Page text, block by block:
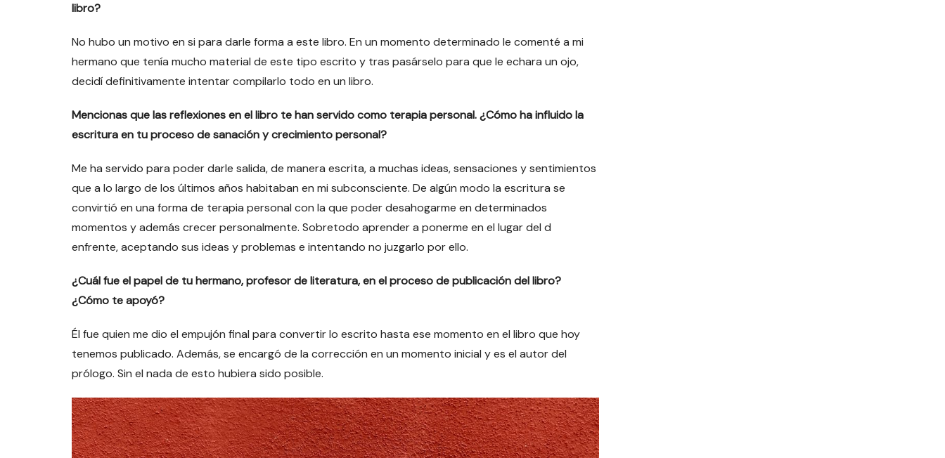
libro?
No hubo un motivo en si para darle forma a este libro. En un momento determinado le comenté a mi
hermano que tenía mucho material de este tipo escrito y tras pasárselo para que le echara un ojo,
decidí definitivamente intentar compilarlo todo en un libro.
Mencionas que las reflexiones en el libro te han servido como terapia personal. ¿Cómo ha influido la
escritura en tu proceso de sanación y crecimiento personal?
Me ha servido para poder darle salida, de manera escrita, a muchas ideas, sensaciones y sentimientos
que a lo largo de los últimos años habitaban en mi subconsciente. De algún modo la escritura se
convirtió en una forma de terapia personal con la que poder desahogarme en determinados
momentos y además crecer personalmente. Sobretodo aprender a ponerme en el lugar del d
enfrente, aceptando sus ideas y problemas e intentando no juzgarlo por ello.
¿Cuál fue el papel de tu hermano, profesor de literatura, en el proceso de publicación del libro?
¿Cómo te apoyó?
Él fue quien me dio el empujón final para convertir lo escrito hasta ese momento en el libro que hoy
tenemos publicado. Además, se encargó de la corrección en un momento inicial y es el autor del
prólogo. Sin el nada de esto hubiera sido posible.